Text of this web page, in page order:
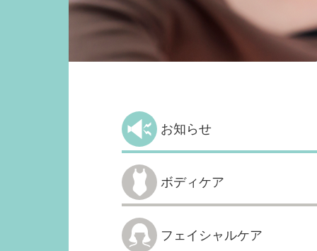
お知らせ
ボディケア
フェイシャルケア